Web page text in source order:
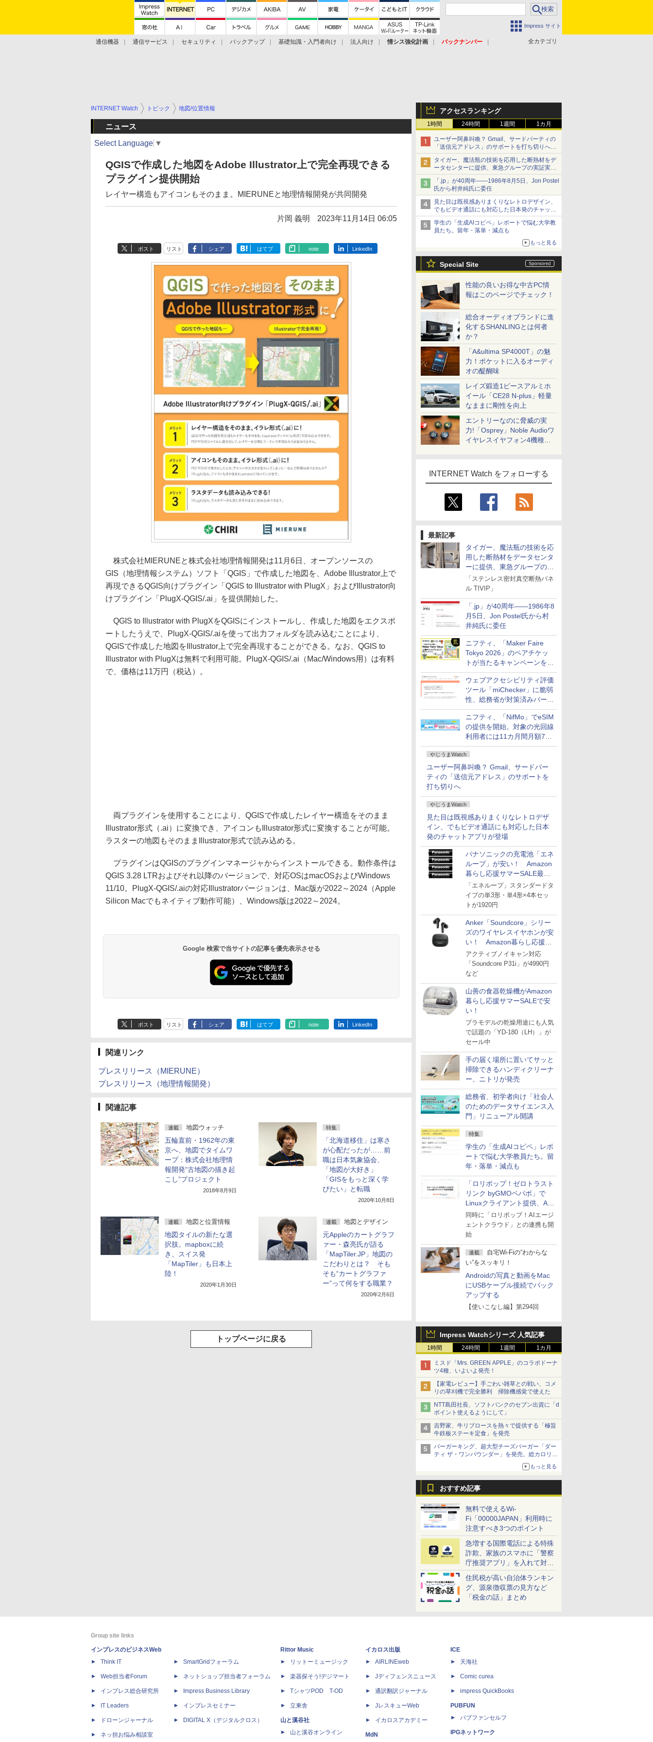
Impress サイト
全カテゴリ
通信機器 通信サービス セキュリティ バックアップ 基礎知識・入門者向け 法人向け 情シス強化計画
バックナンバー
アクセスランキング
1時間 24時間 1週間 1カ月
ユーザー阿鼻叫喚？ Gmail、サードパーティの
「送信元アドレス」のサポートを打ち切りへ
【やじうまWatch】
タイガー、魔法瓶の技術を応用した断熱材をデ
ータセンターに提供、東急グループの実証実験
で 「ステンレス密封真空断熱パネル TIVIP」
「.jp」が40周年――1986年8月5日、Jon Postel
氏から村井純氏に委任
見た目は既視感ありまくりなレトロデザイン、
でもビデオ通話にも対応した日本発のチャット
アプリが登場【やじうまWatch】
学生の「生成AIコピペ」レポートで悩む大学教
員たち。留年・落単・減点も
もっと見る
Special Site
性能の良いお得な中古PC情
報はこのページでチェック！
総合オーディオブランドに進
化するSHANLINGとは何者
か？
「A&ultima SP4000T」の魅
力！ポケットに入るオーディ
オの醍醐味
レイズ鍛造1ピースアルミホ
イール「CE28 N-plus」軽量
なままに剛性を向上
エントリーなのに脅威の実
力!「Osprey」Noble Audioワ
イヤレスイヤフォン4機種を
INTERNET Watch をフォローする
最新記事
タイガー、魔法瓶の技術を応
用した断熱材をデータセンタ
ーに提供、東急グループの実
証実験で
「ステンレス密封真空断熱パネ
ル TIVIP」
「.jp」が40周年――1986年8
月5日、Jon Postel氏から村
井純氏に委任
ニフティ、「Maker Faire
Tokyo 2026」のペアチケッ
トが当たるキャンペーンをX
で実施。8月16日まで
ウェブアクセシビリティ評価
ツール「miChecker」に脆弱
性、総務省が対策済みバージ
ョンへの更新を呼び掛け
ニフティ、「NifMo」でeSIM
の提供を開始。対象の光回線
利用者には11カ月間月額770
円割引のキャンペーン
やじうまWatch
ユーザー阿鼻叫喚？ Gmail、サードパー
ティの「送信元アドレス」のサポートを
打ち切りへ
やじうまWatch
見た目は既視感ありまくりなレトロデザ
イン、でもビデオ通話にも対応した日本
発のチャットアプリが登場
パナソニックの充電池「エネ
ループ」が安い！ Amazon
暮らし応援サマーSALE最終
日
「エネループ」スタンダードタ
イプの単3形・単4形×4本セッ
トが1920円
Anker「Soundcore」シリー
ズのワイヤレスイヤホンが安
い！ Amazon暮らし応援サ
マーSALE
アクティブノイキャン対応
「Soundcore P31i」が4990円
など
山善の食器乾燥機がAmazon
暮らし応援サマーSALEで安
い！
プラモデルの乾燥用途にも人気
で話題の「YD-180（LH）」が
セール中
手の届く場所に置いてサッと
掃除できるハンディクリーナ
ー、ニトリが発売
総務省、初学者向け「社会人
のためのデータサイエンス入
門」リニューアル開講
特集
学生の「生成AIコピペ」レポ
ートで悩む大学教員たち。留
年・落単・減点も
「ロリポップ！ゼロトラスト
リンク byGMOペパボ」で
Linuxクライアント提供、AI
エージェントの接続が容易に
同時に「ロリポップ！AIエージ
ェントクラウド」との連携も開
始
連載
自宅Wi-Fiの“わからな
い”をスッキリ！
Androidの写真と動画をMac
にUSBケーブル接続でバック
アップする
【使いこなし編】第294回
Impress Watchシリーズ 人気記事
1時間 24時間 1週間 1カ月
ミスド「Mrs. GREEN APPLE」のコラボドーナ
ツ4種、いよいよ発売！
【家電レビュー】手ごわい雑草との戦い、コメ
リの草刈機で完全勝利 掃除機感覚で使えた
NTT島田社長、ソフトバンクのセブン出資に「d
ポイント使えるようにして」
吉野家、牛リブロースを熱々で提供する「極旨
牛鉄板ステーキ定食」を発売
バーガーキング、超大型チーズバーガー「ダー
ティ ザ・ワンパウンダー」を発売。総カロリー
もっと見る
おすすめ記事
無料で使えるWi-
Fi「00000JAPAN」利用時に
注意すべき3つのポイント
急増する国際電話による特殊
詐欺、家族のスマホに「警察
庁推奨アプリ」を入れて対策
しよう！
住民税が高い自治体ランキン
グ、源泉徴収票の見方など
「税金の話」まとめ
INTERNET Watch トピック 地図/位置情報
ニュース
Select Language ▼
QGISで作成した地図をAdobe Illustrator上で完全再現できる
プラグイン提供開始
レイヤー構造もアイコンもそのまま。MIERUNEと地理情報開発が共同開発
片岡 義明 2023年11月14日 06:05
ポスト リスト シェア はてブ note LinkedIn
株式会社MIERUNEと株式会社地理情報開発は11月6日、オープンソースの
GIS（地理情報システム）ソフト「QGIS」で作成した地図を、Adobe Illustrator上で
再現できるQGIS向けプラグイン「QGIS to Illustrator with PlugX」およびIllustrator向
けプラグイン「PlugX-QGIS/.ai」を提供開始した。
QGIS to Illustrator with PlugXをQGISにインストールし、作成した地図をエクスポ
ートしたうえで、PlugX-QGIS/.aiを使って出力フォルダを読み込むことにより、
QGISで作成した地図をIllustrator上で完全再現することができる。なお、QGIS to
Illustrator with PlugXは無料で利用可能。PlugX-QGIS/.ai（Mac/Windows用）は有料
で、価格は11万円（税込）。
両プラグインを使用することにより、QGISで作成したレイヤー構造をそのまま
Illustrator形式（.ai）に変換でき、アイコンもIllustrator形式に変換することが可能。
ラスターの地図もそのままIllustrator形式で読み込める。
プラグインはQGISのプラグインマネージャからインストールできる。動作条件は
QGIS 3.28 LTRおよびそれ以降のバージョンで、対応OSはmacOSおよびWindows
11/10。PlugX-QGIS/.aiの対応Illustratorバージョンは、Mac版が2022～2024（Apple
Silicon Macでもネイティブ動作可能）、Windows版は2022～2024。
Google 検索で当サイトの記事を優先表示させる
ポスト リスト シェア はてブ note LinkedIn
関連リンク
プレスリリース（MIERUNE）
プレスリリース（地理情報開発）
関連記事
連載 地図ウォッチ
五輪直前・1962年の東
京へ、地図でタイムワ
ープ：株式会社地理情
報開発“古地図の描き起
こし”プロジェクト
2018年8月9日
特集
「北海道移住」は寒さ
が心配だったが……前
職は日本気象協会、
「地図が大好き」
「GISをもっと深く学
びたい」と転職
2020年10月8日
連載 地図と位置情報
地図タイルの新たな選
択肢。mapboxに続
き、スイス発
「MapTiler」も日本上
陸！
2020年1月30日
連載 地図とデザイン
元Appleのカートグラフ
ァー・森亮氏が語る
「MapTiler.JP」地図の
こだわりとは？ そも
そも“カートグラファ
ー”って何をする職業？
2020年2月6日
トップページに戻る
Group site links
インプレスのビジネスWeb
Think IT
Web担当者Forum
インプレス総合研究所
IT Leaders
ドローンジャーナル
ネッ担お悩み相談室
SmartGridフォーラム
ネットショップ担当者フォーラム
Impress Business Library
インプレスセミナー
DIGITAL X（デジタルクロス）
Rittor Music
リットーミュージック
楽器探そう!デジマート
TシャツPOD T-OD
立東舎
山と溪谷社
山と溪谷オンライン
イカロス出版
AIRLINEweb
Jディフェンスニュース
通訳翻訳ジャーナル
JレスキューWeb
イカロスアカデミー
MdN
ICE
天海社
Comic curea
impress QuickBooks
PUBFUN
パブファンセルフ
IPGネットワーク